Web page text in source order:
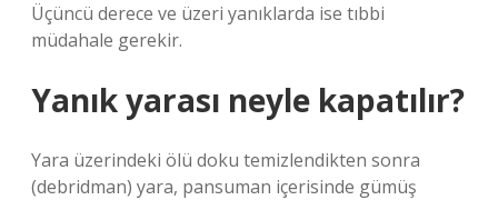
Üçüncü derece ve üzeri yanıklarda ise tıbbi
müdahale gerekir.
Yanık yarası neyle kapatılır?
Yara üzerindeki ölü doku temizlendikten sonra
(debridman) yara, pansuman içerisinde gümüş